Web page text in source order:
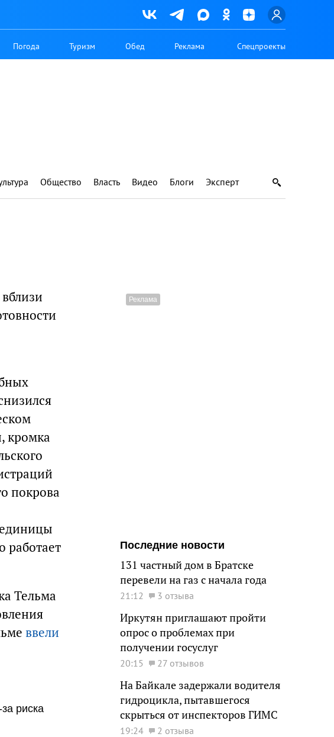
Погода Туризм Обед Реклама Спецпроекты
Общество Власть Видео Блоги Эксперт
кромка
покрова
единицы
работает
Тельма
ввели
риска
Последние новости
131 частный дом в Братске
перевели на газ с начала года
21:12 3 отзыва
Иркутян приглашают пройти
опрос о проблемах при
получении госуслуг
20:15 27 отзывов
На Байкале задержали водителя
гидроцикла, пытавшегося
скрыться от инспекторов ГИМС
19:24 2 отзыва